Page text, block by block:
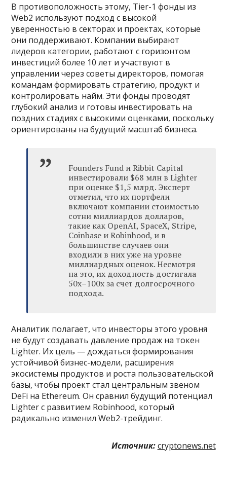
В противоположность этому, Tier-1 фонды из
Web2 используют подход с высокой
уверенностью в секторах и проектах, которые
они поддерживают. Компании выбирают
лидеров категории, работают с горизонтом
инвестиций более 10 лет и участвуют в
управлении через советы директоров, помогая
командам формировать стратегию, продукт и
контролировать найм. Эти фонды проводят
глубокий анализ и готовы инвестировать на
поздних стадиях с высокими оценками, поскольку
ориентированы на будущий масштаб бизнеса.
Founders Fund и Ribbit Capital
инвестировали $68 млн в Lighter
при оценке $1,5 млрд. Эксперт
отметил, что их портфели
включают компании стоимостью
сотни миллиардов долларов,
такие как OpenAI, SpaceX, Stripe,
Coinbase и Robinhood, и в
большинстве случаев они
входили в них уже на уровне
миллиардных оценок. Несмотря
на это, их доходность достигала
50x–100x за счет долгосрочного
подхода.
Аналитик полагает, что инвесторы этого уровня
не будут создавать давление продаж на токен
Lighter. Их цель — дождаться формирования
устойчивой бизнес-модели, расширения
экосистемы продуктов и роста пользовательской
базы, чтобы проект стал центральным звеном
DeFi на Ethereum. Он сравнил будущий потенциал
Lighter с развитием Robinhood, который
радикально изменил Web2-трейдинг.
Источник: cryptonews.net